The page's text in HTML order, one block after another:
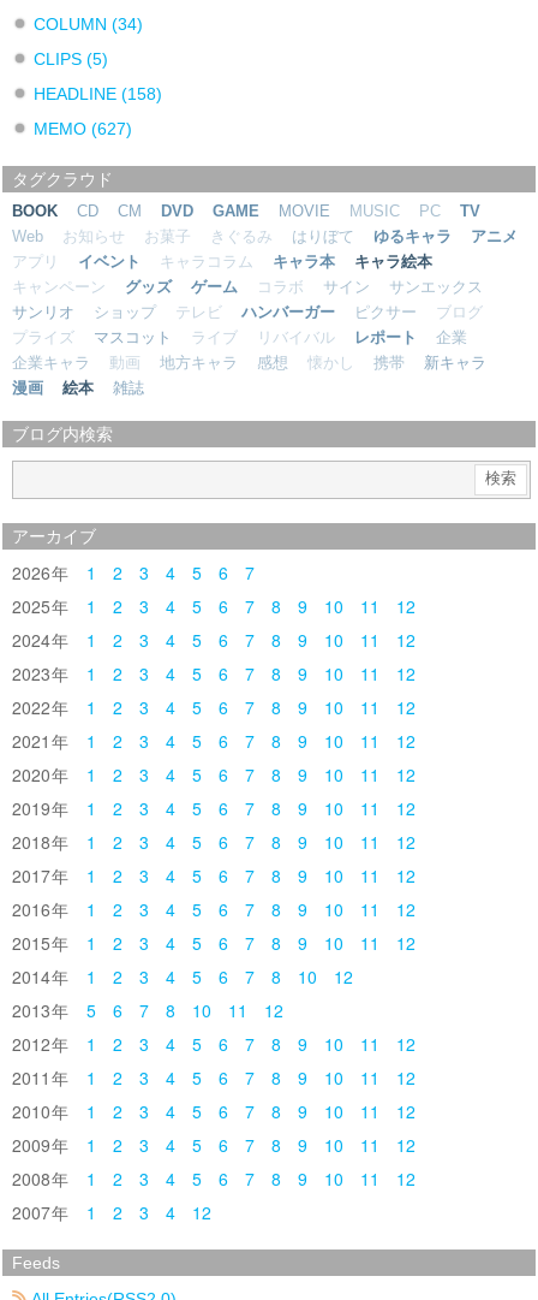
COLUMN (34)
CLIPS (5)
HEADLINE (158)
MEMO (627)
タグクラウド
BOOK CD CM DVD GAME MOVIE MUSIC PC
TV
Web
お知らせ お菓子 きぐるみ はりぼて ゆるキャラ
アニメ
アプリ
イベント キャラコラム キャラ本
キャラ絵本
キャンペーン
グッズ ゲーム コラボ サイン
サンエックス
サンリオ
ショップ テレビ ハンバーガー ピクサー
ブログ
プライズ
マスコット ライブ リバイバル レポート
企業
企業キャラ
動画 地方キャラ 感想 懐かし 携帯
新キャラ
漫画
絵本 雑誌
ブログ内検索
アーカイブ
2026 1 2 3 4 5 6
7
2025
1 2 3 4 5 6 7 8 9 10 11
12
2024
1 2 3 4 5 6 7 8 9 10 11
12
2023
1 2 3 4 5 6 7 8 9 10 11
12
2022
1 2 3 4 5 6 7 8 9 10 11
12
2021
1 2 3 4 5 6 7 8 9 10 11
12
2020
1 2 3 4 5 6 7 8 9 10 11
12
2019
1 2 3 4 5 6 7 8 9 10 11
12
2018
1 2 3 4 5 6 7 8 9 10 11
12
2017
1 2 3 4 5 6 7 8 9 10 11
12
2016
1 2 3 4 5 6 7 8 9 10 11
12
2015
1 2 3 4 5 6 7 8 9 10 11
12
2014
1 2 3 4 5 6 7 8 10
12
2013
5 6 7 8 10 11
12
2012
1 2 3 4 5 6 7 8 9 10 11
12
2011
1 2 3 4 5 6 7 8 9 10 11
12
2010
1 2 3 4 5 6 7 8 9 10 11
12
2009
1 2 3 4 5 6 7 8 9 10 11
12
2008
1 2 3 4 5 6 7 8 9 10 11
12
2007
1 2 3 4 12
Feeds